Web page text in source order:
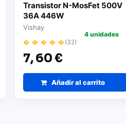
Transistor N-MosFet 500V
36A 446W
IRFPS37N50APBF
Vishay
� � � � �(32)
7,60 €
4 unidades
Añadir al carrito